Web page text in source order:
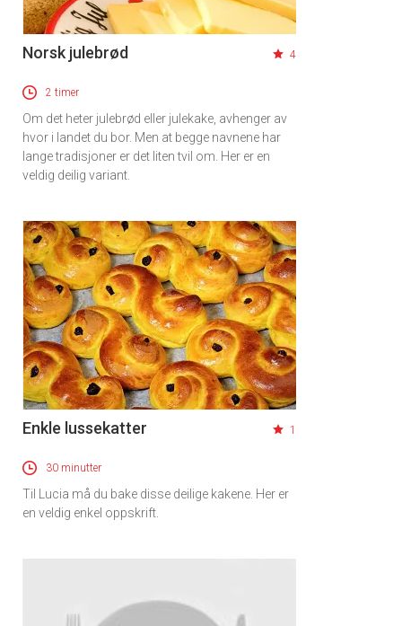
Norsk julebrød 4
2 timer
Om det heter julebrød eller julekake, avhenger av
hvor i landet du bor. Men at begge navnene har
lange tradisjoner er det liten tvil om. Her er en
veldig deilig variant.
Enkle lussekatter 1
30 minutter
Til Lucia må du bake disse deilige kakene. Her er
en veldig enkel oppskrift.